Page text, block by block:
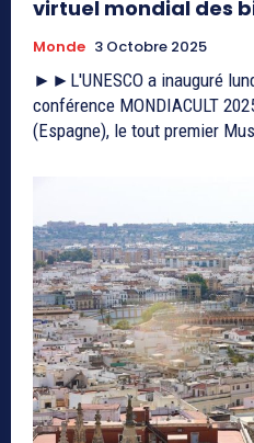
virtuel mondial des
Monde 3 Octobre 2025
►►L'UNESCO a inauguré
conférence MONDIACULT
(Espagne), le tout premier